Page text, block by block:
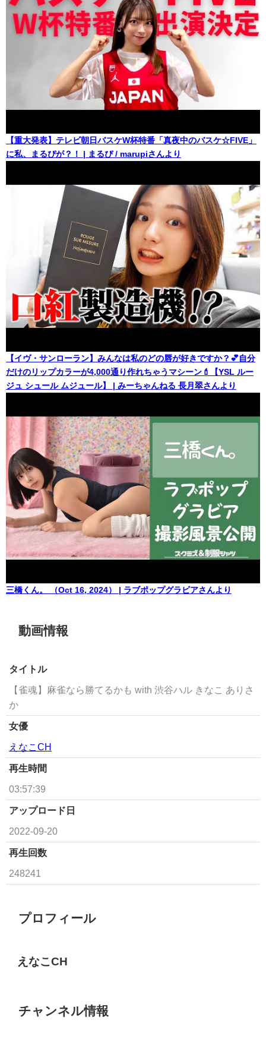
【重大発表】テレビ朝日バスケW杯特番「真夜中のバスケ☆FIVE」
に私、まるぴが？！ | まるぴ / marupiさんより
【イヴ・サンローラン】みんなは私のどの唇が好きですか？💕自分
だけのリップカラーが4,000通り作れちゃうマシーン💄【YSL ルー
ジュ シュール ムジュール】 | みーちゃんねる 長月翠さんより
三橋くん。 （Oct 16, 2024） | ラブポップグラビアさんより
動画情報
タイトル
【雀魂】麻雀なら勝てるかも with 渋谷ハル きなこ ありさ
か
女優
えなこCH
再生時間
03:57:39
アップロード日
2022-09-20
再生回数
248241
プロフィール
えなこCH
チャンネル情報